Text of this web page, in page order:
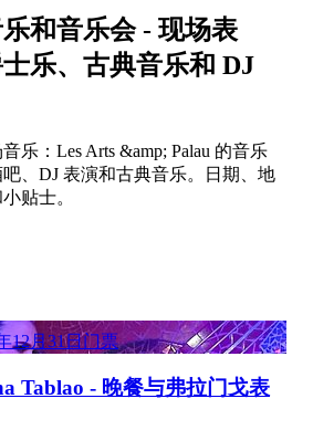
和音乐会 - 现场表
乐、古典音乐和 DJ
乐：Les Arts &amp; Palau 的音乐
、DJ 表演和古典音乐。日期、地
贴士。
12月31日门票
Tablao - 晚餐与弗拉门戈表